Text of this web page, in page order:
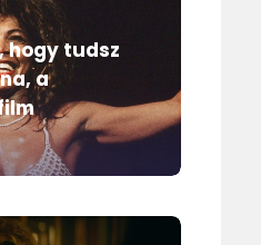
hogy tudsz
a